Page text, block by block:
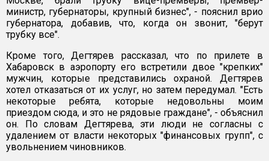
министр, губернаторы, крупный бизнес", - пояснил врио
губернатора, добавив, что, когда он звонит, "берут
трубку все".
Кроме того, Дегтярев рассказал, что по прилете в
Хабаровск в аэропорту его встретили двое "крепких"
мужчин, которые представились охраной. Дегтярев
хотел отказаться от их услуг, но затем передумал. "Есть
некоторые ребята, которые недовольны моим
приездом сюда, и это не рядовые граждане", - объяснил
он. По словам Дегтярева, эти люди не согласны с
удалением от власти некоторых "финансовых групп", с
увольнением чиновников.